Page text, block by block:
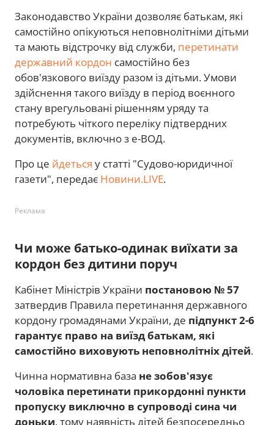
Законодавство України дозволяє батькам, які
самостійно опікуються неповнолітніми дітьми
та мають відстрочку від служби, перетинати
державний кордон самостійно без
обов'язкового виїзду разом із дітьми. Умови
здійснення такого виїзду в період воєнного
стану врегульовані рішенням уряду та
потребують чіткого переліку підтвердних
документів, включно з е-ВОД.
Про це йдеться у статті "Судово-юридичної
газети", передає Новини.LIVE.
Реклама
Чи може батько-одинак виїхати за
кордон без дитини поруч
Кабінет Міністрів України постановою № 57
затвердив Правила перетинання державного
кордону громадянами України, де підпункт 2-6
гарантує право на виїзд батькам, які
самостійно виховують неповнолітніх дітей.
Чинна нормативна база не зобов'язує
чоловіка перетинати прикордонні пункти
пропуску виключно в супроводі сина чи
доньки, тому наявність дітей безпосередньо